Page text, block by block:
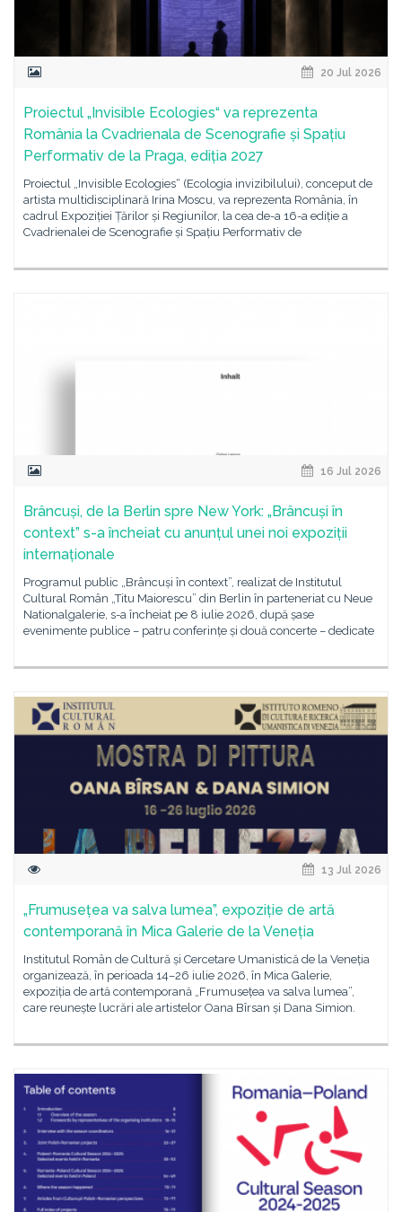
20 Jul 2026
Proiectul „Invisible Ecologies“ va reprezenta
România la Cvadrienala de Scenografie și Spațiu
Performativ de la Praga, ediția 2027
Proiectul „Invisible Ecologies“ (Ecologia invizibilului), conceput de
artista multidisciplinară Irina Moscu, va reprezenta România, în
cadrul Expoziției Țărilor și Regiunilor, la cea de-a 16-a ediție a
Cvadrienalei de Scenografie și Spațiu Performativ de
16 Jul 2026
Brâncuși, de la Berlin spre New York: „Brâncuși în
context” s-a încheiat cu anunțul unei noi expoziții
internaționale
Programul public „Brâncuși în context”, realizat de Institutul
Cultural Român „Titu Maiorescu” din Berlin în parteneriat cu Neue
Nationalgalerie, s-a încheiat pe 8 iulie 2026, după șase
evenimente publice – patru conferințe și două concerte – dedicate
13 Jul 2026
„Frumusețea va salva lumea”, expoziție de artă
contemporană în Mica Galerie de la Veneția
Institutul Român de Cultură și Cercetare Umanistică de la Veneția
organizează, în perioada 14–26 iulie 2026, în Mica Galerie,
expoziția de artă contemporană „Frumusețea va salva lumea”,
care reunește lucrări ale artistelor Oana Bîrsan și Dana Simion.